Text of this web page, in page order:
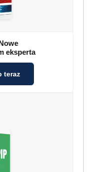
eksperta
teraz